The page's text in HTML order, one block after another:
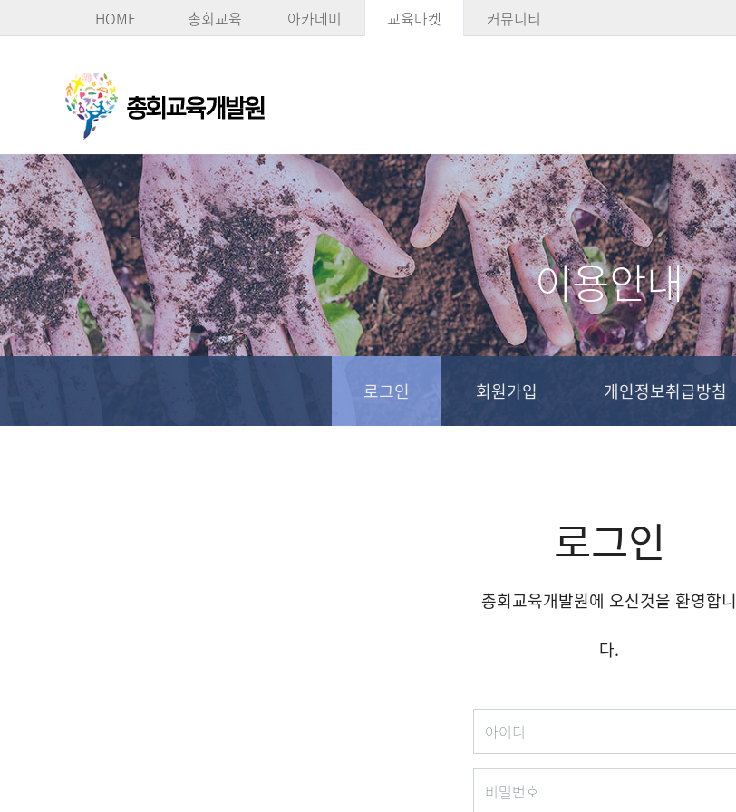
HOME 총회교육 아카데미 교육마켓 커뮤니티
이용안내
로그인 회원가입 개인정보취급방침
로그인
총회교육개발원에 오신것을 환영합니
다.